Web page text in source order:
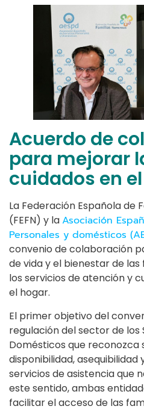
Acuerdo de
para mejorar
cuidados en
La Federación Española de
(FEFN) y laAsociación
Personales y domésticos
convenio de colaboración
de vida y el bienestar de
los servicios de atención y
el hogar.
El primer objetivo del
regulación del sector de los
Domésticos que reconozca
disponibilidad, asequibilidad
servicios de asistencia que
este sentido, ambas
facilitar el acceso de las